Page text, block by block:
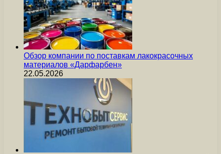
Обзор компании по поставкам лакокрасочных
материалов «Дарфарбен»
22.05.2026